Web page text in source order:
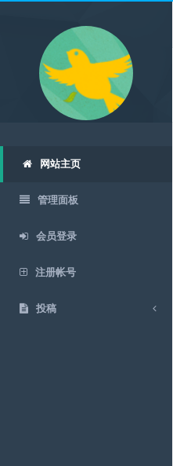
网站主页
管理面板
会员登录
注册帐号
投稿